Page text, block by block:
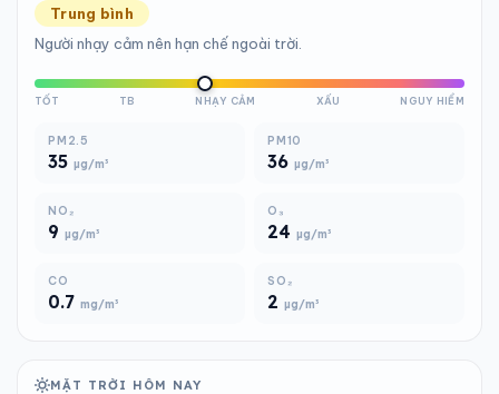
Trung bình
Người nhạy cảm nên hạn chế ngoài trời.
TỐT TB NHẠY CẢM XẤU NGUY HIỂM
PM2.5
35 µg/m³
PM10
36 µg/m³
NO₂
9 µg/m³
O₃
24 µg/m³
CO
0.7 mg/m³
SO₂
2 µg/m³
MẶT TRỜI HÔM NAY